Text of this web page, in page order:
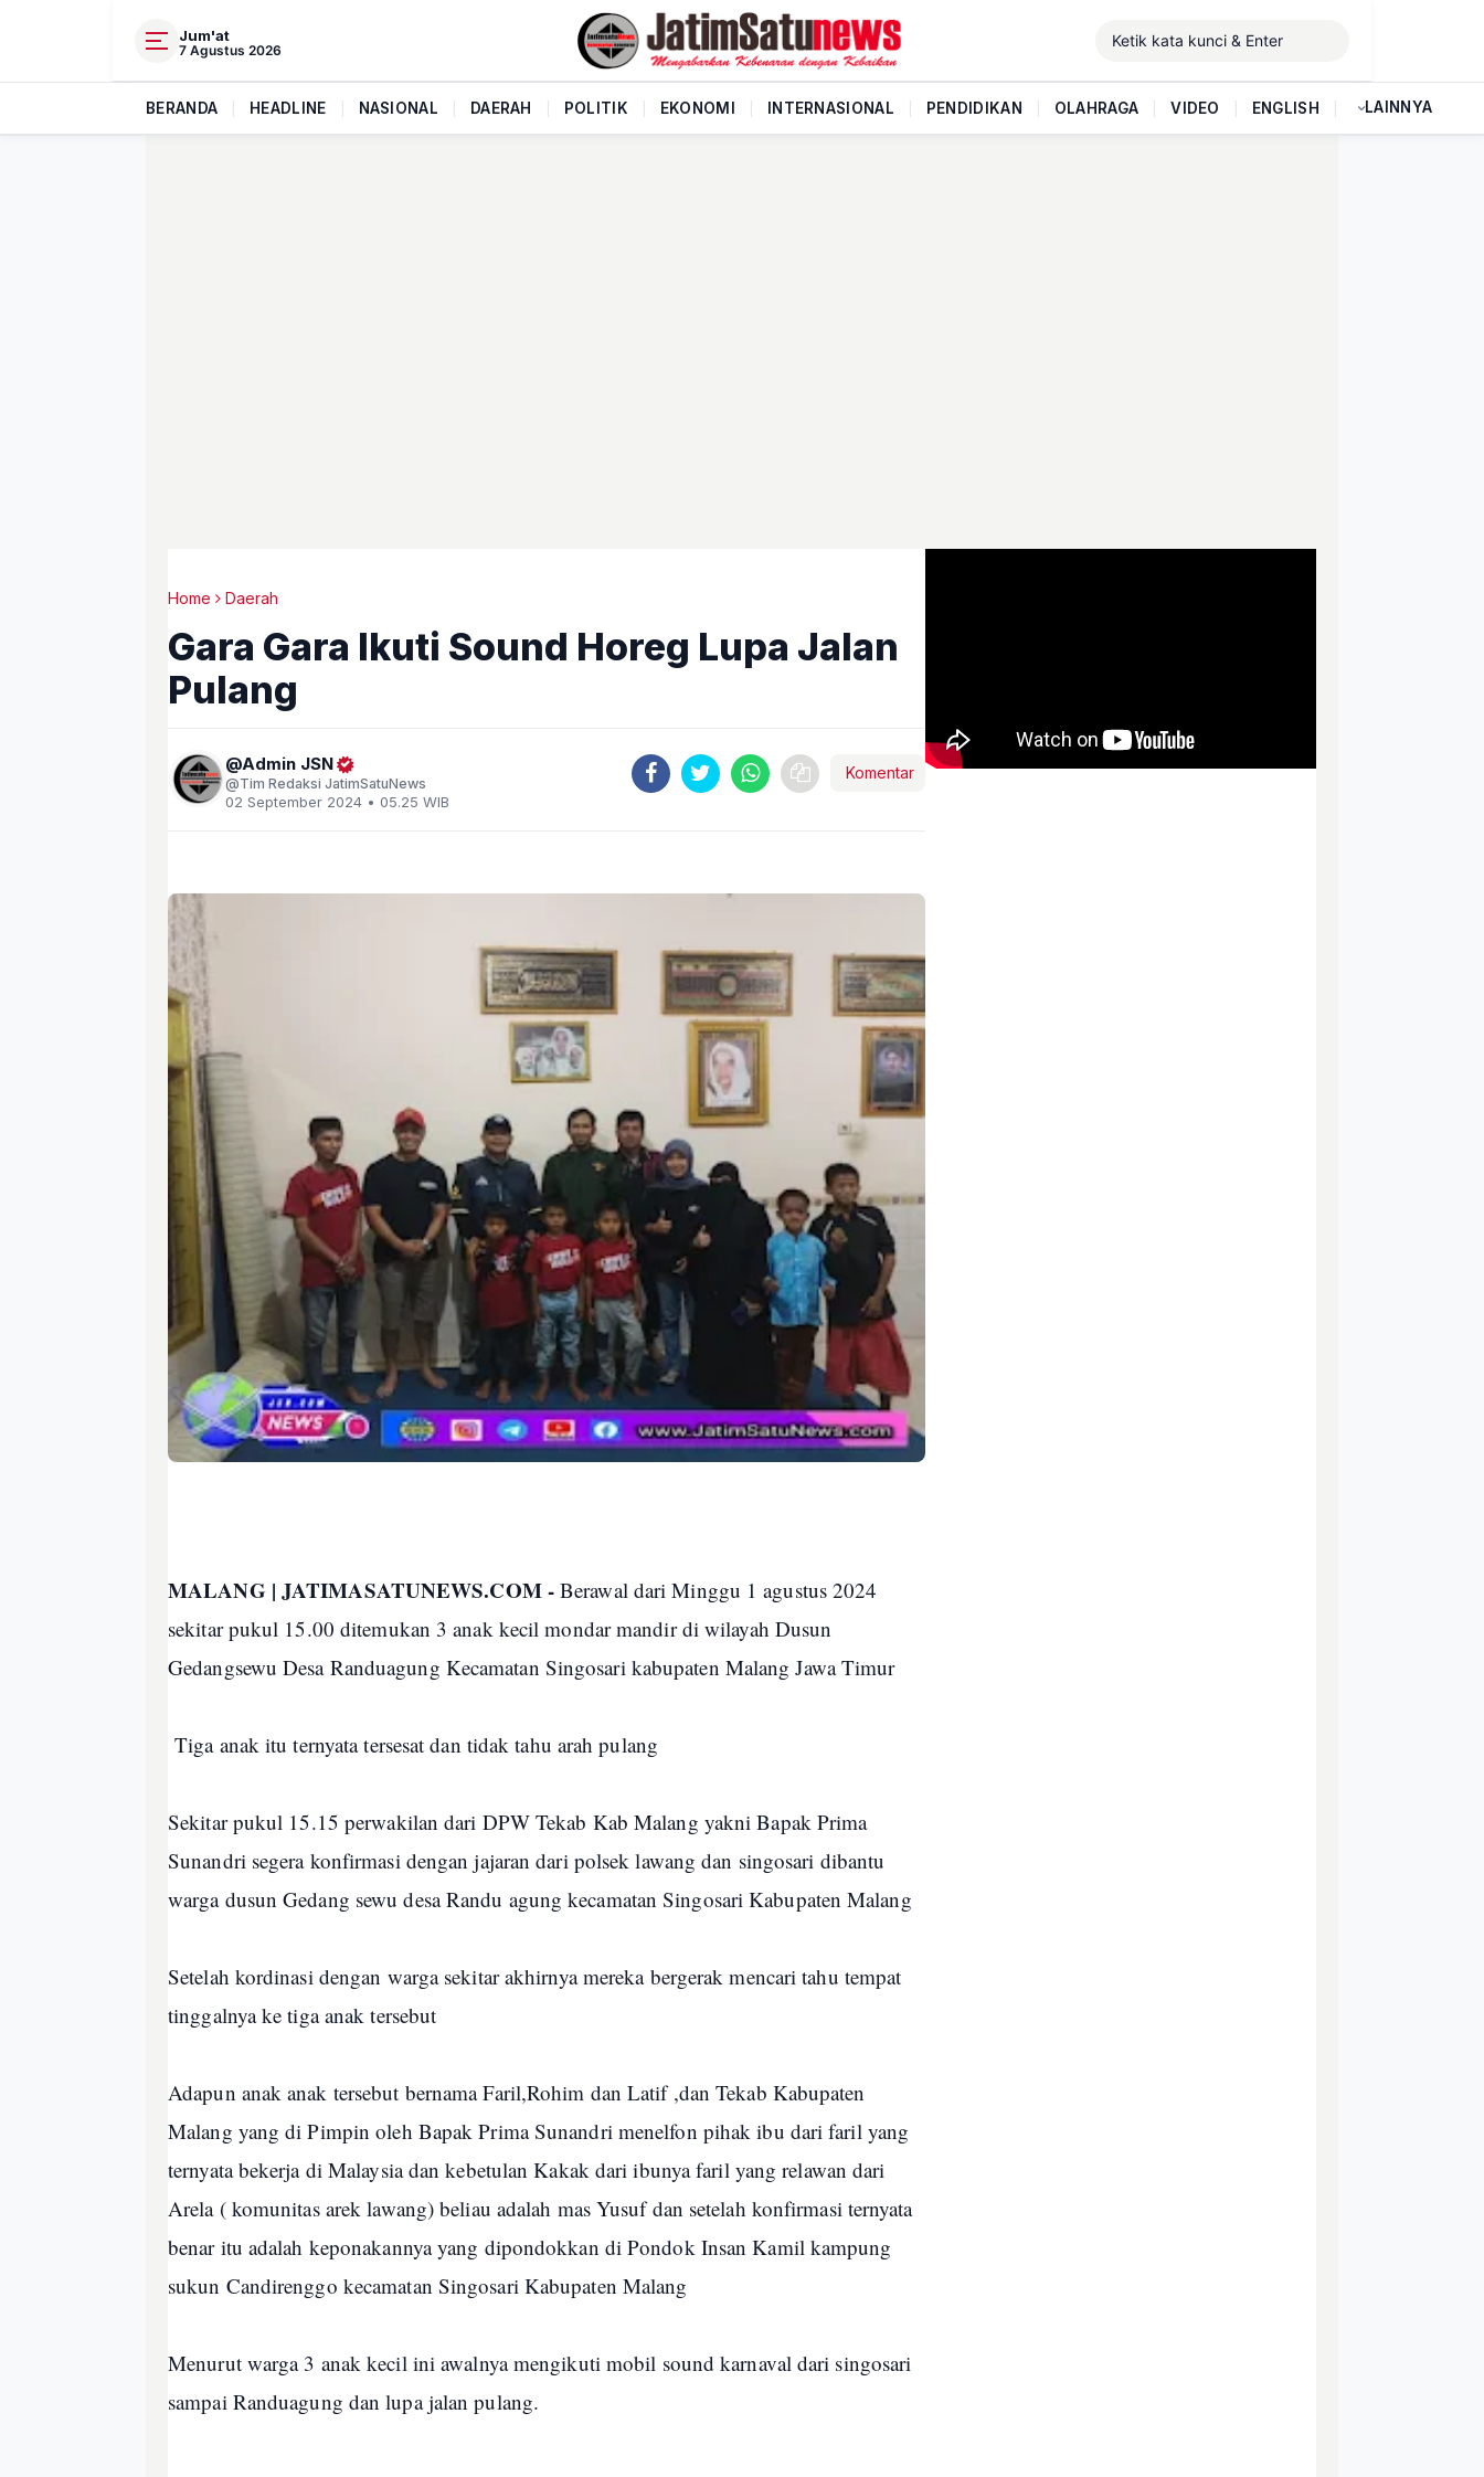
Jum'at
7 Agustus 2026
BERANDA HEADLINE NASIONAL DAERAH POLITIK EKONOMI INTERNASIONAL PENDIDIKAN OLAHRAGA VIDEO ENGLISH LAINNYA
Home Daerah
Gara Gara Ikuti Sound Horeg Lupa Jalan
Pulang
Admin JSN
Tim Redaksi JatimSatuNews
02 September 2024 • 05.25 WIB
Komentar
MALANG | JATIMASATUNEWS.COM -Berawal dari Minggu 1 agustus 2024
sekitar pukul 15.00 ditemukan 3 anak kecil mondar mandir di wilayah Dusun
Gedangsewu Desa Randuagung Kecamatan Singosari kabupaten Malang Jawa Timur
Tiga anak itu ternyata tersesat dan tidak tahu arah pulang
Sekitar pukul 15.15 perwakilan dari DPW Tekab Kab Malang yakni Bapak Prima
Sunandri segera konfirmasi dengan jajaran dari polsek lawang dan singosari dibantu
warga dusun Gedang sewu desa Randu agung kecamatan Singosari Kabupaten Malang
Setelah kordinasi dengan warga sekitar akhirnya mereka bergerak mencari tahu tempat
tinggalnya ke tiga anak tersebut
Adapun anak anak tersebut bernama Faril,Rohim dan Latif ,dan Tekab Kabupaten
Malang yang di Pimpin oleh Bapak Prima Sunandri menelfon pihak ibu dari faril yang
ternyata bekerja di Malaysia dan kebetulan Kakak dari ibunya faril yang relawan dari
Arela ( komunitas arek lawang) beliau adalah mas Yusuf dan setelah konfirmasi ternyata
benar itu adalah keponakannya yang dipondokkan di Pondok Insan Kamil kampung
sukun Candirenggo kecamatan Singosari Kabupaten Malang
Menurut warga 3 anak kecil ini awalnya mengikuti mobil sound karnaval dari singosari
sampai Randuagung dan lupa jalan pulang.